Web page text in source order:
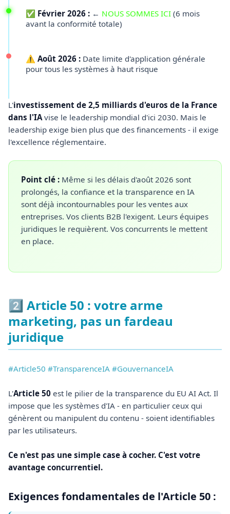
✅ Février 2026 : ← NOUS SOMMES ICI (6 mois
avant la conformité totale)
⚠️ Août 2026 : Date limite d'application générale
pour tous les systèmes à haut risque
L'investissement de 2,5 milliards d'euros de la France
dans l'IAvise le leadership mondial d'ici 2030. Mais le
leadership exige bien plus que des financements - il exige
l'excellence réglementaire.
Point clé : Même si les délais d'août 2026 sont
prolongés, la confiance et la transparence en IA
sont déjà incontournables pour les ventes aux
entreprises. Vos clients B2B l'exigent. Leurs équipes
juridiques le requièrent. Vos concurrents le mettent
en place.
2️⃣ Article 50 : votre arme
marketing, pas un fardeau
juridique
#Article50 #TransparenceIA #GouvernanceIA
L'Article 50 est le pilier de la transparence du EU AI Act. Il
impose que les systèmes d'IA - en particulier ceux qui
génèrent ou manipulent du contenu - soient identifiables
par les utilisateurs.
Ce n'est pas une simple case à cocher. C'est votre
avantage concurrentiel.
Exigences fondamentales de l'Article 50 :